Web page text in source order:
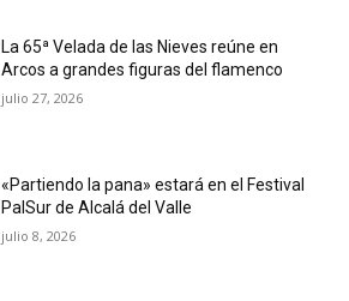
La 65ª Velada de las Nieves reúne en
Arcos a grandes figuras del flamenco
julio 27, 2026
«Partiendo la pana» estará en el Festival
PalSur de Alcalá del Valle
julio 8, 2026